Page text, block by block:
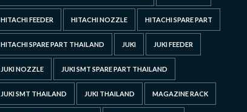
HITACHI FEEDER HITACHI NOZZLE HITACHI SPARE PART
HITACHI SPARE PART THAILAND JUKI JUKI FEEDER
JUKI NOZZLE JUKI SMT SPARE PART THAILAND
JUKI SMT THAILAND JUKI THAILAND MAGAZINE RACK